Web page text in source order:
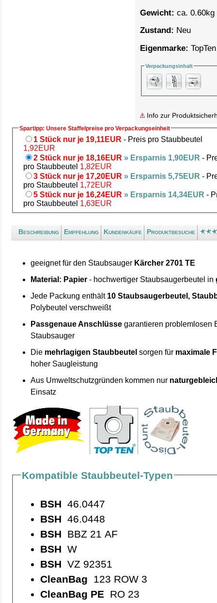
Gewicht: ca. 0.60kg
Zustand: Neu
Eigenmarke: TopTen
Verpackungsinhalt
Info zur
Spartipp: Unsere Staffelpreise pro Verpackungseinheit
1 Stück nur je 19,11EUR - Preis pro Staubbeutel
1,92EUR
2 Stück nur je 18,16EUR » Ersparnis 1,90EUR -
pro Staubbeutel 1,82EUR
3 Stück nur je 17,20EUR » Ersparnis 5,75EUR -
pro Staubbeutel 1,72EUR
5 Stück nur je 16,24EUR » Ersparnis 14,34EUR -
pro Staubbeutel 1,63EUR
Beschreibung Empfehlung Kundenkäufe Produktbesuche
geeignet für den Staubsauger Kärcher 2701 TE
Material: Papier - hochwertiger Staubsaugerbeutel in
Jede Packung enthält 10 Staubsaugerbeutel,
Polybeutel verschweißt
Passgenaue Anschlüsse garantieren problemlosen
Staubsauger
Die mehrlagigen Staubbeutel sorgen für maximale
hoher Saugleistung
Aus Umweltschutzgründen kommen nur
Einsatz
Kompatible Staubbeutel-Typen
BSH 46.0447
BSH 46.0448
BSH BBZ 21 AF
BSH W
BSH VZ 92351
CleanBag 123 ROW 3
CleanBag PERO 23